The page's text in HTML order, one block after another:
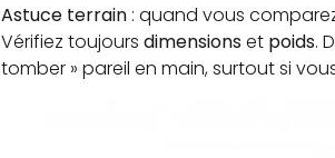
Astuce terrain : quand vous
Vérifiez toujoursdimensionset poids.
tomber » pareil en main, surtout si